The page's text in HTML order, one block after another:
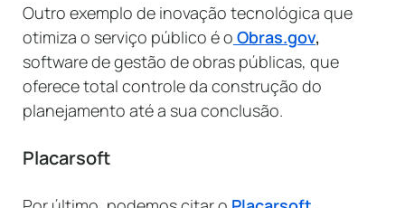
Outro exemplo de inovação tecnológica que
otimiza o serviço público é o Obras.gov,
software de gestão de obras públicas, que
oferece total controle da construção do
planejamento até a sua conclusão.
Placarsoft